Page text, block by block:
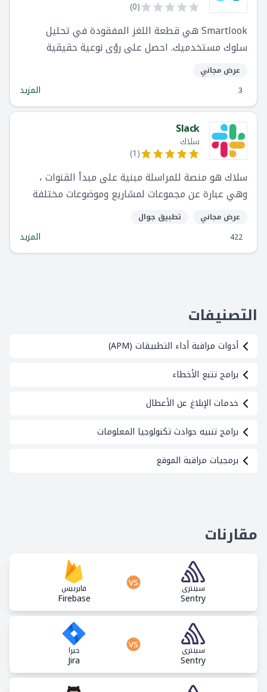
(
0
)
Smartlook هي قطعة اللغز المفقودة في تحليل
سلوك مستخدميك. احصل على رؤى نوعية حقيقية
تساعدك على تحسين تطبيقات الهاتف المحمول
والمواقع الإلكترونية.
عرض مجاني
3
المزيد
Slack
سلاك
(
1
)
سلاك هو منصة للمراسلة مبنية على مبدأ القنوات ،
وهي عبارة عن مجموعات لمشاريع وموضوعات مختلفة
عرض مجاني
تطبيق جوال
422
المزيد
التصنيفات
أدوات مراقبة أداء التطبيقات (APM)
برامج تتبع الأخطاء
خدمات الإبلاغ عن الأعطال
برامج تنبيه حوادث تكنولوجيا المعلومات
برمجيات مراقبة الموقع
مقارنات
سينترى
Sentry
فايربيس
Firebase
vs
سينترى
Sentry
جيرا
Jira
vs